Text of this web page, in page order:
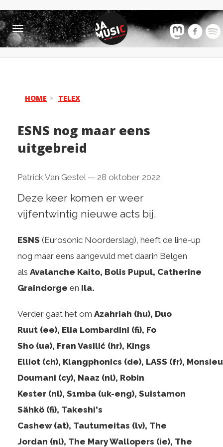
Toggle
navigation
HOME TELEX
ESNS nog maar eens
uitgebreid
Patrick Van Gestel— 28 oktober 2022
Deze keer komen er weer
vijfentwintig nieuwe acts bij.
ESNS (Eurosonic Noorderslag), heeft de line-up
nog maar eens aangevuld met daarin Belgen
als Avalanche Kaito, Bolis Pupul, Catherine
Graindorge en Ila.
Verder gaat het om Azahriah (hu), Duo
Ruut (ee), Elia Lombardini (fi), Fo
Sho (ua), Fran Vasilić (hr), Kings
Elliot (ch), Klangphonics (de), LASS (fr),
Doumani (cy), Naaz (nl), Robin
Kester (nl), S1mba (uk-eng), Suistamon
Sähkö (fi), Takeshi's
Cashew (at), Tautumeitas (lv), The
Jordan (nl), The Mary Wallopers (ie), The